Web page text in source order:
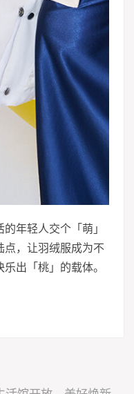
年轻人交个「萌」
点，让羽绒服成为不
出「桃」的载体。